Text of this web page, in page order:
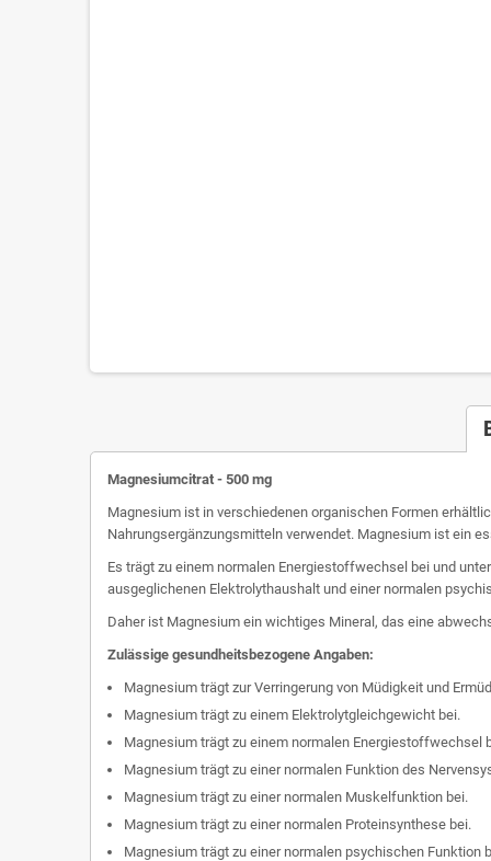
Magnesiumcitrat - 500 mg
Magnesium ist in verschiedenen organischen Formen
Nahrungsergänzungsmitteln verwendet. Magnesium ist ein
Es trägt zu einem normalen Energiestoffwechsel bei und
ausgeglichenen Elektrolythaushalt und einer normalen
Daher ist Magnesium ein wichtiges Mineral, das eine
Zulässige gesundheitsbezogene Angaben:
Magnesium trägt zur Verringerung von Müdigkeit und
Magnesium trägt zu einem Elektrolytgleichgewicht bei.
Magnesium trägt zu einem normalen Energiestoffwechsel
Magnesium trägt zu einer normalen Funktion des
Magnesium trägt zu einer normalen Muskelfunktion bei.
Magnesium trägt zu einer normalen Proteinsynthese bei.
Magnesium trägt zu einer normalen psychischen Funktion